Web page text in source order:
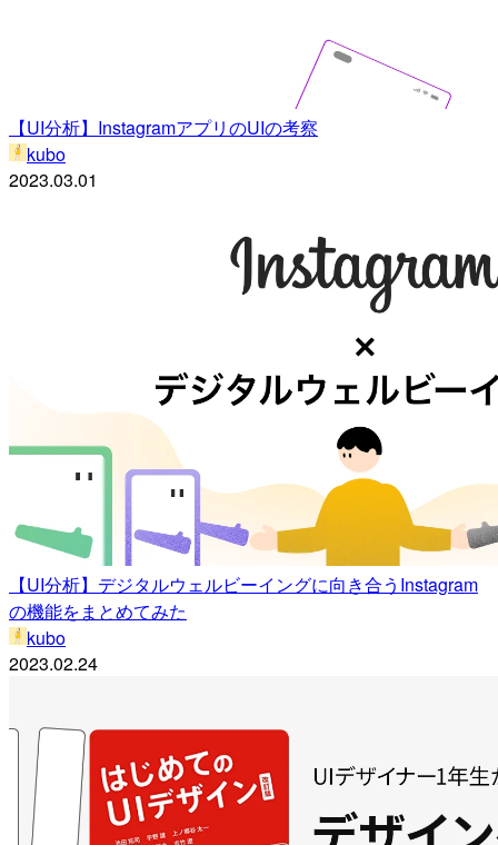
【UI分析】InstagramアプリのUIの考察
kubo
2023.03.01
【UI分析】デジタルウェルビーイングに向き合うInstagram
の機能をまとめてみた
kubo
2023.02.24